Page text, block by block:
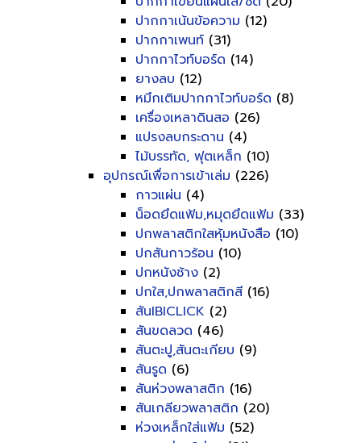
ปากกาเน้นข้อความ (12)
ปากกาเพนท์ (31)
ปากกาไวท์บอร์ด (14)
ยางลบ (12)
หมึกเติมปากกาไวท์บอร์ด (8)
เครื่องเหลาดินสอ (26)
แปรงลบกระดาน (4)
ไม้บรรทัด, ฟุตเหล็ก (10)
อุปกรณ์เพื่อการเข้าเล่ม (226)
กาวแผ่น (4)
น็อดยึดแฟ้ม,หมุดยึดแฟ้ม (33)
ปกพลาสติกใสหุ้มหนังสือ (10)
ปกสันกาวร้อน (10)
ปกหนังช้าง (2)
ปกใส,ปกพลาสติกสี (16)
สันIBICLICK (2)
สันขดลวด (46)
สันตะปู,สันตะเกียบ (9)
สันรูด (6)
สันห่วงพลาสติก (16)
สันเกลียวพลาสติก (20)
ห่วงเหล็กใส่แฟ้ม (52)